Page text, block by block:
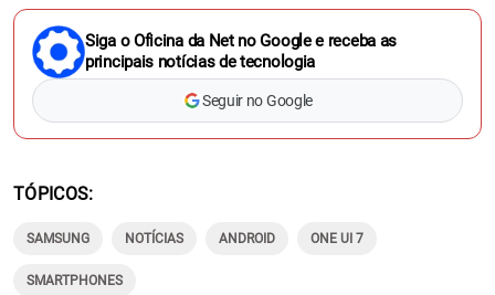
Siga o Oficina da Net no Google e receba as
principais notícias de tecnologia
Seguir no Google
TÓPICOS
SAMSUNG NOTÍCIAS ANDROID ONE UI 7
SMARTPHONES